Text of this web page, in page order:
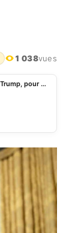
1 038vues
Une lourde amende pour Donald Trump, pour une « utilisation abusive des tribunaux »